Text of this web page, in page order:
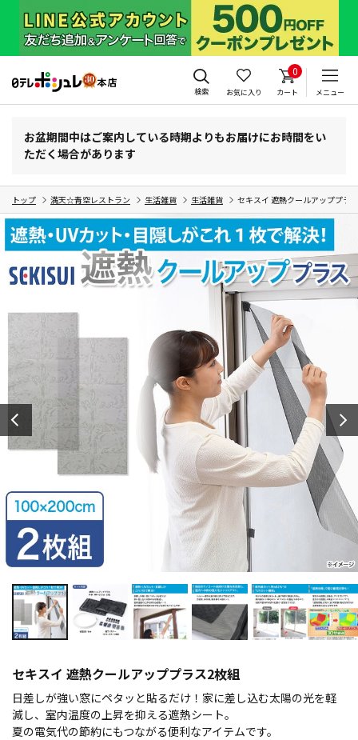
検索 お気に入り
0
カート メニュー
お盆期間中はご案内している時期よりもお届けにお時間をい
ただく場合があります
トップ 満天☆青空レストラン 生活雑貨 生活雑貨 セキスイ 遮熱クールアッププラ
セキスイ 遮熱クールアッププラス2枚組
日差しが強い窓にペタッと貼るだけ！家に差し込む太陽の光を軽
減し、室内温度の上昇を抑える遮熱シート。
夏の電気代の節約にもつながる便利なアイテムです。